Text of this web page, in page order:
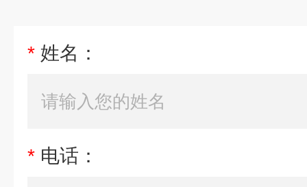
* 姓名：
* 电话：